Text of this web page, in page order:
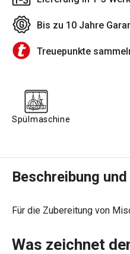
Bis zu 10 Jahre
Treuepunkte
Spülmaschine
Beschreibung
Für die Zubereitung von
Was zeichnet